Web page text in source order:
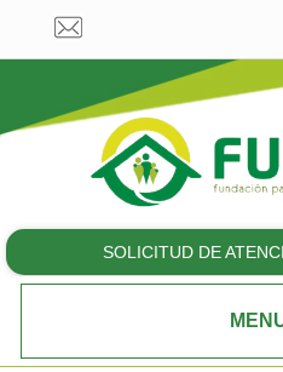
SOLICITUD DE